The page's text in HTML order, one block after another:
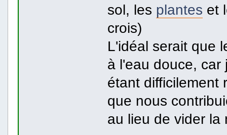
sol, les plantes et
crois)
L'idéal serait que
à l'eau douce, car
étant difficilement
que nous
au lieu de vider la